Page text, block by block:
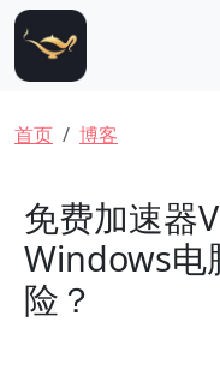
跳转到主要内容
面包屑
首页 博客
免费加速器
Windows电
险？